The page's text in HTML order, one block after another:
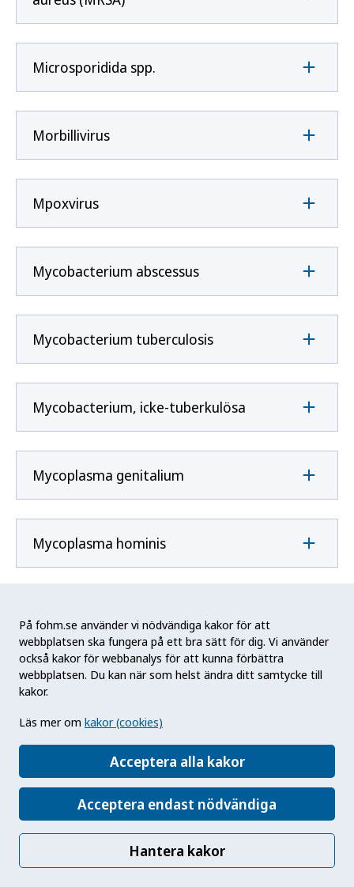
På fohm.se använder vi nödvändiga kakor för att
webbplatsen ska fungera på ett bra sätt för dig. Vi använder
också kakor för webbanalys för att kunna förbättra
webbplatsen. Du kan när som helst ändra ditt samtycke till
kakor.
Läs mer om kakor (cookies)
Acceptera alla kakor
Acceptera endast nödvändiga
Hantera kakor
Microsporidida spp.
Morbillivirus
Mpoxvirus
Mycobacterium abscessus
Mycobacterium tuberculosis
Mycobacterium, icke-tuberkulösa
Mycoplasma genitalium
Mycoplasma hominis
N
Neisseria gonorrhoeae
Neisseria meningitidis